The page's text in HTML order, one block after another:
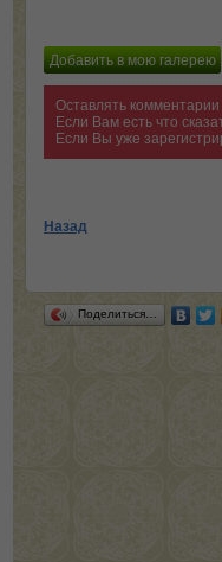
Оставлять
Если Вам есть что
Если Вы уже
Назад
Поделиться…